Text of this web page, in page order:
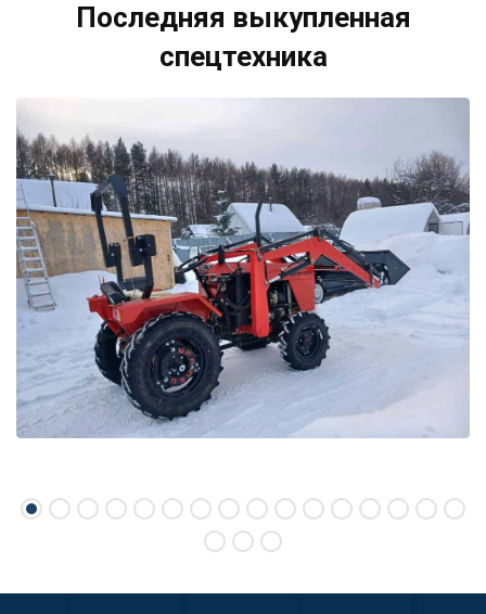
Последняя выкупленная
спецтехника